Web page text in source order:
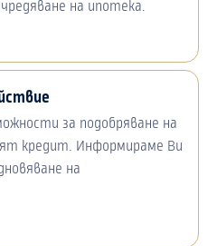
на ипотека.
за подобряване на
кредит. Информираме Ви
на